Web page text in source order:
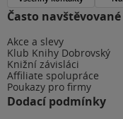
Často navštěvované
Akce a slevy
Klub Knihy Dobrovský
Knižní závisláci
Affiliate spolupráce
Poukazy pro firmy
Dodací podmínky